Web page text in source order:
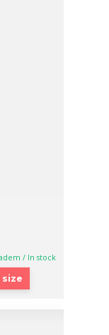
/ In stock
size